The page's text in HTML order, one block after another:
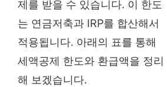
제를 받을 수 있습니다. 이 한도
는 연금저축과 IRP를 합산해서
적용됩니다. 아래의 표를 통해
세액공제 한도와 환급액을 정리
해 보겠습니다.